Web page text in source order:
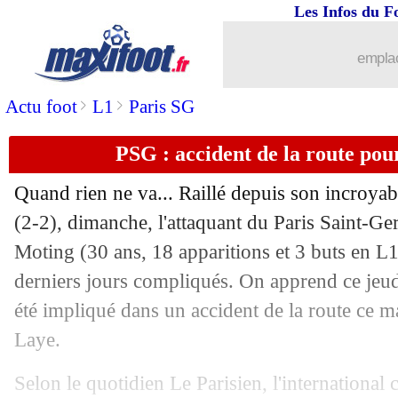
Actu foot> L1 > Paris SG
Les Infos du
PSG : accident de la route
Quand rien ne va... Raillé depuis son
(2-2), dimanche, l'attaquant du Paris Saint-
Moting (30 ans, 18 apparitions et 3 buts en
derniers jours compliqués. On apprend ce
été impliqué dans un accident de la route ce
Laye.
Selon le quotidien Le Parisien, l'international
Lyon: la rumeur Mourinho amuse
11/04 Lille: Lopez veut du jeu façon NBA
11/04 Naples: Ancelotti la joue modeste
11/04 Bayern: bagarre entre Lewandowski
11/04 Nice : Hérelle, un déclic grâce à...
11/04 OM: Garcia évoque la situation de
Man Utd : Lukaku et l'élimination du